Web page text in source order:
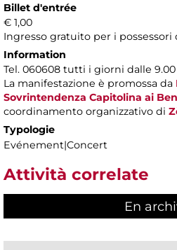
Billet d'entrée
€ 1,00
Ingresso gratuito per i possessori
Information
Tel. 060608 tutti i giorni dalle 9.00
La manifestazione è promossa da
Sovrintendenza Capitolina ai
coordinamento organizzativo di
Typologie
Evénement|Concert
Attività correlate
En